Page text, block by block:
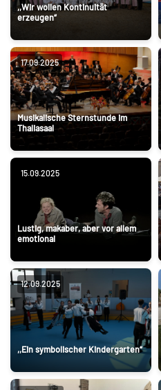
,,Wir wollen Kontinuität
erzeugen“
17.09.2025
Musikalische Sternstunde im
Thaliasaal
15.09.2025
Lustig, makaber, aber vor allem
emotional
12.09.2025
,,Ein symbolischer Kindergarten“